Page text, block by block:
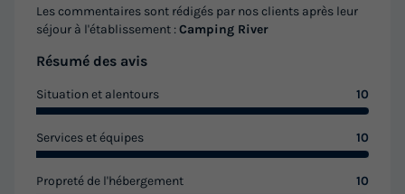
Les commentaires sont rédigés par nos clients après leur
séjour à l'établissement :Camping River
Résumé des avis
Situation et alentours 10
Services et équipes 10
Propreté de l'hébergement 10